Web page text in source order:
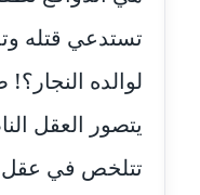
عاملة
مدونة
عاملة
عاملة
تستدعي قتله
لوالده
يتصور العقل
تتلخص في عقل